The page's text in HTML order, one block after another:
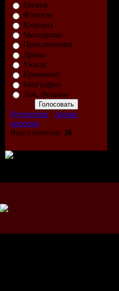
Боевик
Фэнтези
Комедиа
Мелодрама
Приключения
Драма
Ужасы
Криминал
Биография
Док. фильмы
Результаты | Архив
опросов
Всего ответов: 26